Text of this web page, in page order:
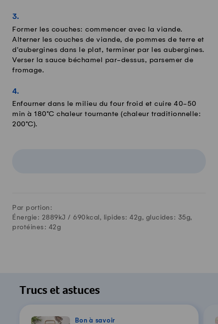
Former les couches: commencer avec la viande.
Alterner les couches de viande, de pommes de terre et
d'aubergines dans le plat, terminer par les aubergines.
Verser la sauce béchamel par-dessus, parsemer de
fromage.
Enfourner dans le milieu du four froid et cuire 40-50
min à 180°C chaleur tournante (chaleur traditionnelle:
200°C).
Par portion:
Énergie: 2889kJ / 690 kcal, lipides: 42g, glucides: 35g,
protéines: 42g
Trucs et astuces
Bon à savoir